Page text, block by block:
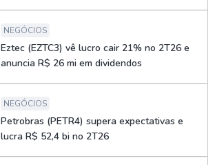
NEGÓCIOS
Eztec (EZTC3) vê lucro cair 21% no 2T26 e
anuncia R$ 26 mi em dividendos
NEGÓCIOS
Petrobras (PETR4) supera expectativas e
lucra R$ 52,4 bi no 2T26